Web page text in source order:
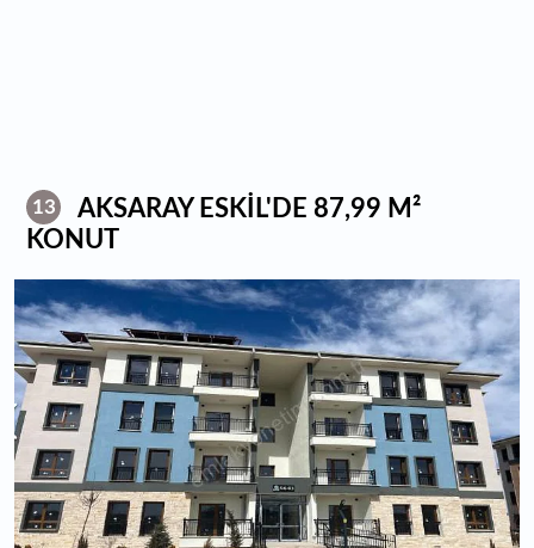
13
AKSARAY ESKİL'DE 87,99 M²
KONUT